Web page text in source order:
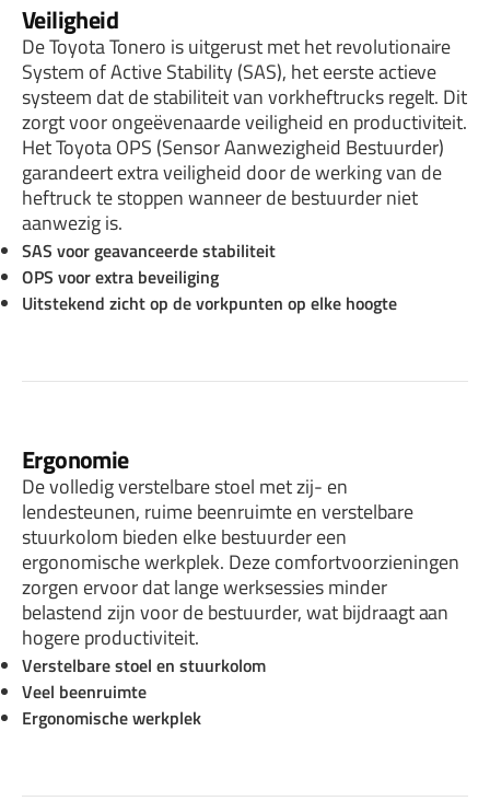
Veiligheid
De Toyota Tonero is uitgerust met het revolutionaire
System of Active Stability (SAS), het eerste actieve
systeem dat de stabiliteit van vorkheftrucks regelt. Dit
zorgt voor ongeëvenaarde veiligheid en productiviteit.
Het Toyota OPS (Sensor Aanwezigheid Bestuurder)
garandeert extra veiligheid door de werking van de
heftruck te stoppen wanneer de bestuurder niet
aanwezig is.
SAS voor geavanceerde stabiliteit
OPS voor extra beveiliging
Uitstekend zicht op de vorkpunten op elke hoogte
Ergonomie
De volledig verstelbare stoel met zij- en
lendesteunen, ruime beenruimte en verstelbare
stuurkolom bieden elke bestuurder een
ergonomische werkplek. Deze comfortvoorzieningen
zorgen ervoor dat lange werksessies minder
belastend zijn voor de bestuurder, wat bijdraagt aan
hogere productiviteit.
Verstelbare stoel en stuurkolom
Veel beenruimte
Ergonomische werkplek